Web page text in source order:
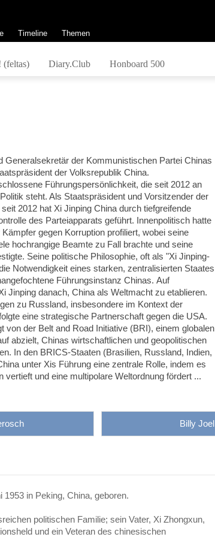
Timeline Themen
(feltas) Diary.Club Honboard 500
Generalsekretär der Kommunistischen Partei Chinas
der Volksrepublik China.
Führungspersönlichkeit, die seit 2012 an
steht. Als Staatspräsident und Vorsitzender der
2012 hat Xi Jinping China durch tiefgreifende
des Parteiapparats geführt. Innenpolitisch hatte
gegen Korruption profiliert, wobei seine
hochrangige Beamte zu Fall brachte und seine
Seine politische Philosophie, oft als "Xi Jinping-
Notwendigkeit eines starken, zentralisierten Staates
Führungsinstanz Chinas. Auf
Jinping danach, China als Weltmacht zu etablieren.
zu Russland, insbesondere im Kontext der
eine strategische Partnerschaft gegen die USA.
von der Belt and Road Initiative (BRI), einem globalen
abzielt, Chinas wirtschaftlichen und geopolitischen
In den BRICS-Staaten (Brasilien, Russland, Indien,
unter Xis Führung eine zentrale Rolle, indem es
vertieft und eine multipolare Weltordnung fördert ...
Billy Joel
1953 in Peking, China, geboren.
politischen Familie; sein Vater, Xi Zhongxun,
und ein Veteran des chinesischen